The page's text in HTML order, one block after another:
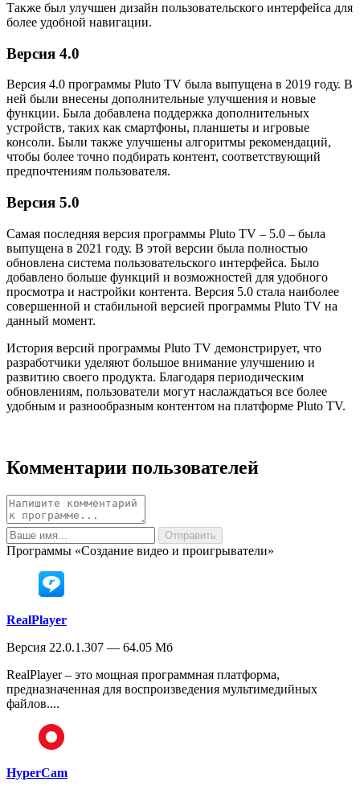
Также был улучшен дизайн пользовательского интерфейса для
более удобной навигации.
Версия 4.0
Версия 4.0 программы Pluto TV была выпущена в 2019 году. В
ней были внесены дополнительные улучшения и новые
функции. Была добавлена поддержка дополнительных
устройств, таких как смартфоны, планшеты и игровые
консоли. Были также улучшены алгоритмы рекомендаций,
чтобы более точно подбирать контент, соответствующий
предпочтениям пользователя.
Версия 5.0
Самая последняя версия программы Pluto TV – 5.0 – была
выпущена в 2021 году. В этой версии была полностью
обновлена система пользовательского интерфейса. Было
добавлено больше функций и возможностей для удобного
просмотра и настройки контента. Версия 5.0 стала наиболее
совершенной и стабильной версией программы Pluto TV на
данный момент.
История версий программы Pluto TV демонстрирует, что
разработчики уделяют большое внимание улучшению и
развитию своего продукта. Благодаря периодическим
обновлениям, пользователи могут наслаждаться все более
удобным и разнообразным контентом на платформе Pluto TV.
Комментарии пользователей
Программы «Создание видео и проигрыватели»
RealPlayer
Версия 22.0.1.307 — 64.05 Мб
RealPlayer – это мощная программная платформа,
предназначенная для воспроизведения мультимедийных
файлов....
HyperCam